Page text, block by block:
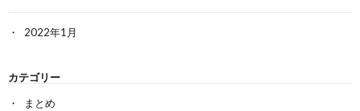
2022年1月
カテゴリー
まとめ